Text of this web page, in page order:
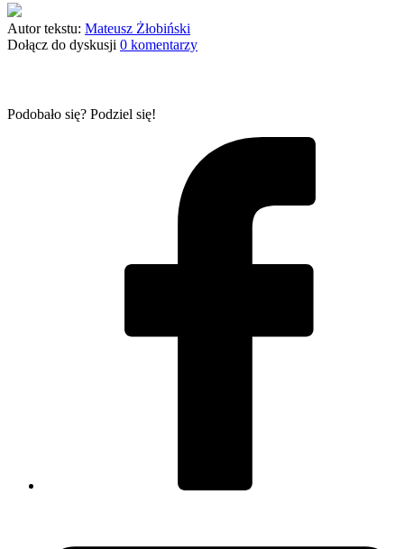
Autor tekstu: Mateusz Żłobiński
Dołącz do dyskusji 0 komentarzy
Podobało się? Podziel się!